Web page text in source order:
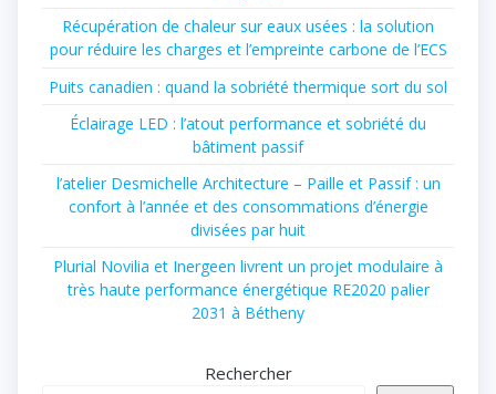
Récupération de chaleur sur eaux usées : la solution
pour réduire les charges et l’empreinte carbone de l’ECS
Puits canadien : quand la sobriété thermique sort du sol
Éclairage LED : l’atout performance et sobriété du
bâtiment passif
l’atelier Desmichelle Architecture – Paille et Passif : un
confort à l’année et des consommations d’énergie
divisées par huit
Plurial Novilia et Inergeen livrent un projet modulaire à
très haute performance énergétique RE2020 palier
2031 à Bétheny
Rechercher